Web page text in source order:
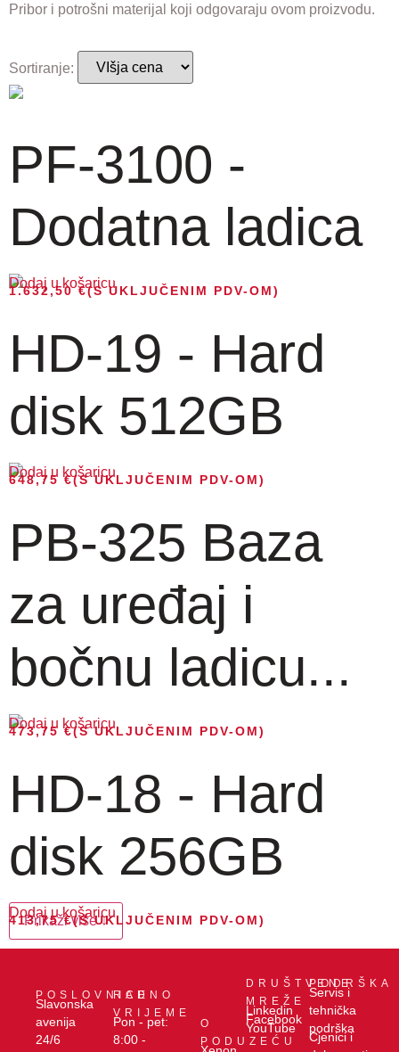
Pribor i potrošni materijal koji odgovaraju ovom proizvodu.
Sortiranje:
PF-3100 -
Dodatna ladica
1.632,50€(S UKLJUČENIM PDV-OM)
Dodaj u košaricu
HD-19 - Hard
disk 512GB
648,75€(S UKLJUČENIM PDV-OM)
Dodaj u košaricu
PB-325 Baza
za uređaj i
bočnu ladicu...
473,75€(S UKLJUČENIM PDV-OM)
Dodaj u košaricu
HD-18 - Hard
disk 256GB
413,75€(S UKLJUČENIM PDV-OM)
Dodaj u košaricu
Prikaži više ↓
POSLOVNICE
Slavonska
avenija
24/6
RADNO
VRIJEME
Pon - pet:
8:00 -
O
PODUZEĆU
DRUŠTVENE
MREŽE
Linkedin
Facebook
YouTube
PODRŠKA
Servis i
tehnička
podrška
Cjenici i